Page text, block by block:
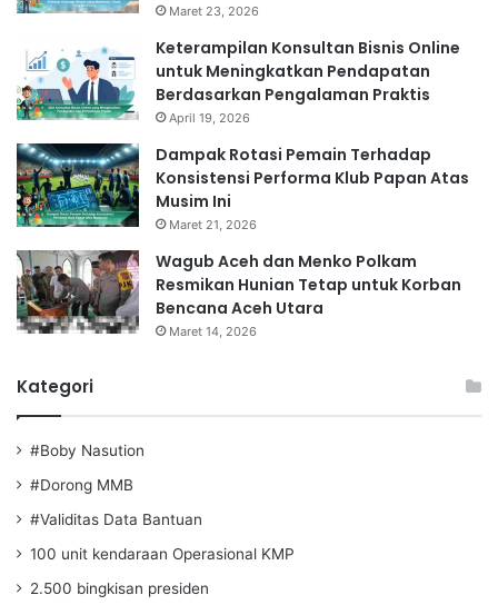
Maret 23, 2026
Keterampilan Konsultan Bisnis Online
untuk Meningkatkan Pendapatan
Berdasarkan Pengalaman Praktis
April 19, 2026
Dampak Rotasi Pemain Terhadap
Konsistensi Performa Klub Papan Atas
Musim Ini
Maret 21, 2026
Wagub Aceh dan Menko Polkam
Resmikan Hunian Tetap untuk Korban
Bencana Aceh Utara
Maret 14, 2026
Kategori
#Boby Nasution
#Dorong MMB
#Validitas Data Bantuan
100 unit kendaraan Operasional KMP
2.500 bingkisan presiden